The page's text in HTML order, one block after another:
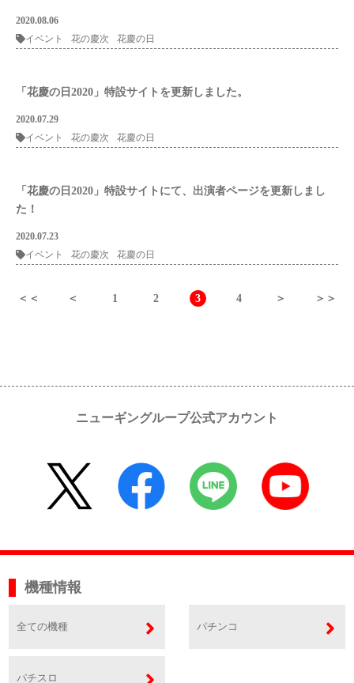
2020.08.06
イベント
花の慶次 花慶の日
「花慶の日2020」特設サイトを更新しました。
2020.07.29
イベント
花の慶次 花慶の日
「花慶の日2020」特設サイトにて、出演者ページを更新しまし
た！
2020.07.23
イベント
花の慶次 花慶の日
＜＜ ＜ 1 2 3 4 ＞ ＞＞
ニューギングループ公式アカウント
機種情報
全ての機種 パチンコ
パチスロ